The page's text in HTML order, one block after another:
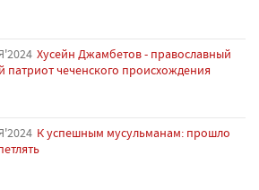
Хусейн Джамбетов - православный
патриот чеченского происхождения
К успешным мусульманам: прошло